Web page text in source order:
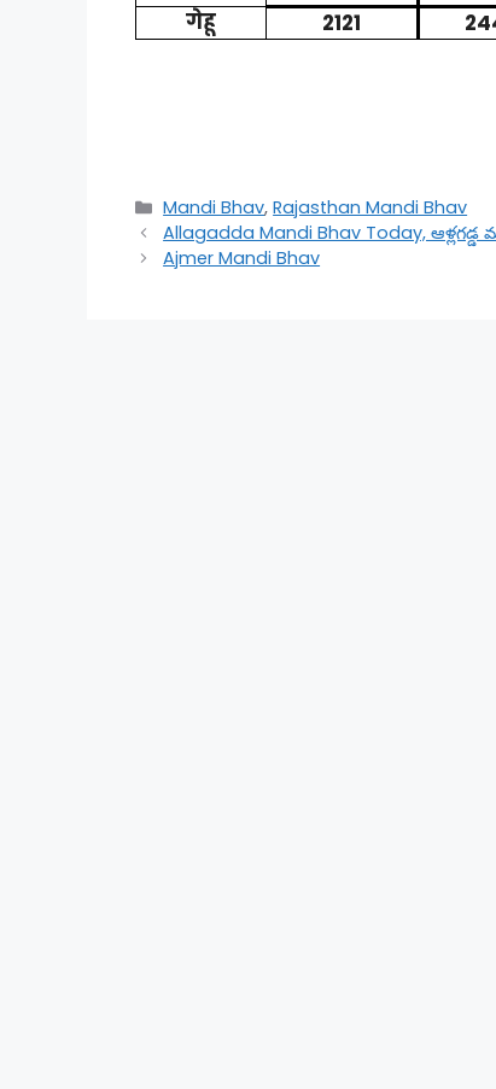
गेहू
2121
Categories
Mandi Bhav,Rajasthan Mandi Bhav
Allagadda Mandi Bhav Today, ఆళ్లగడ్డ
Ajmer Mandi Bhav